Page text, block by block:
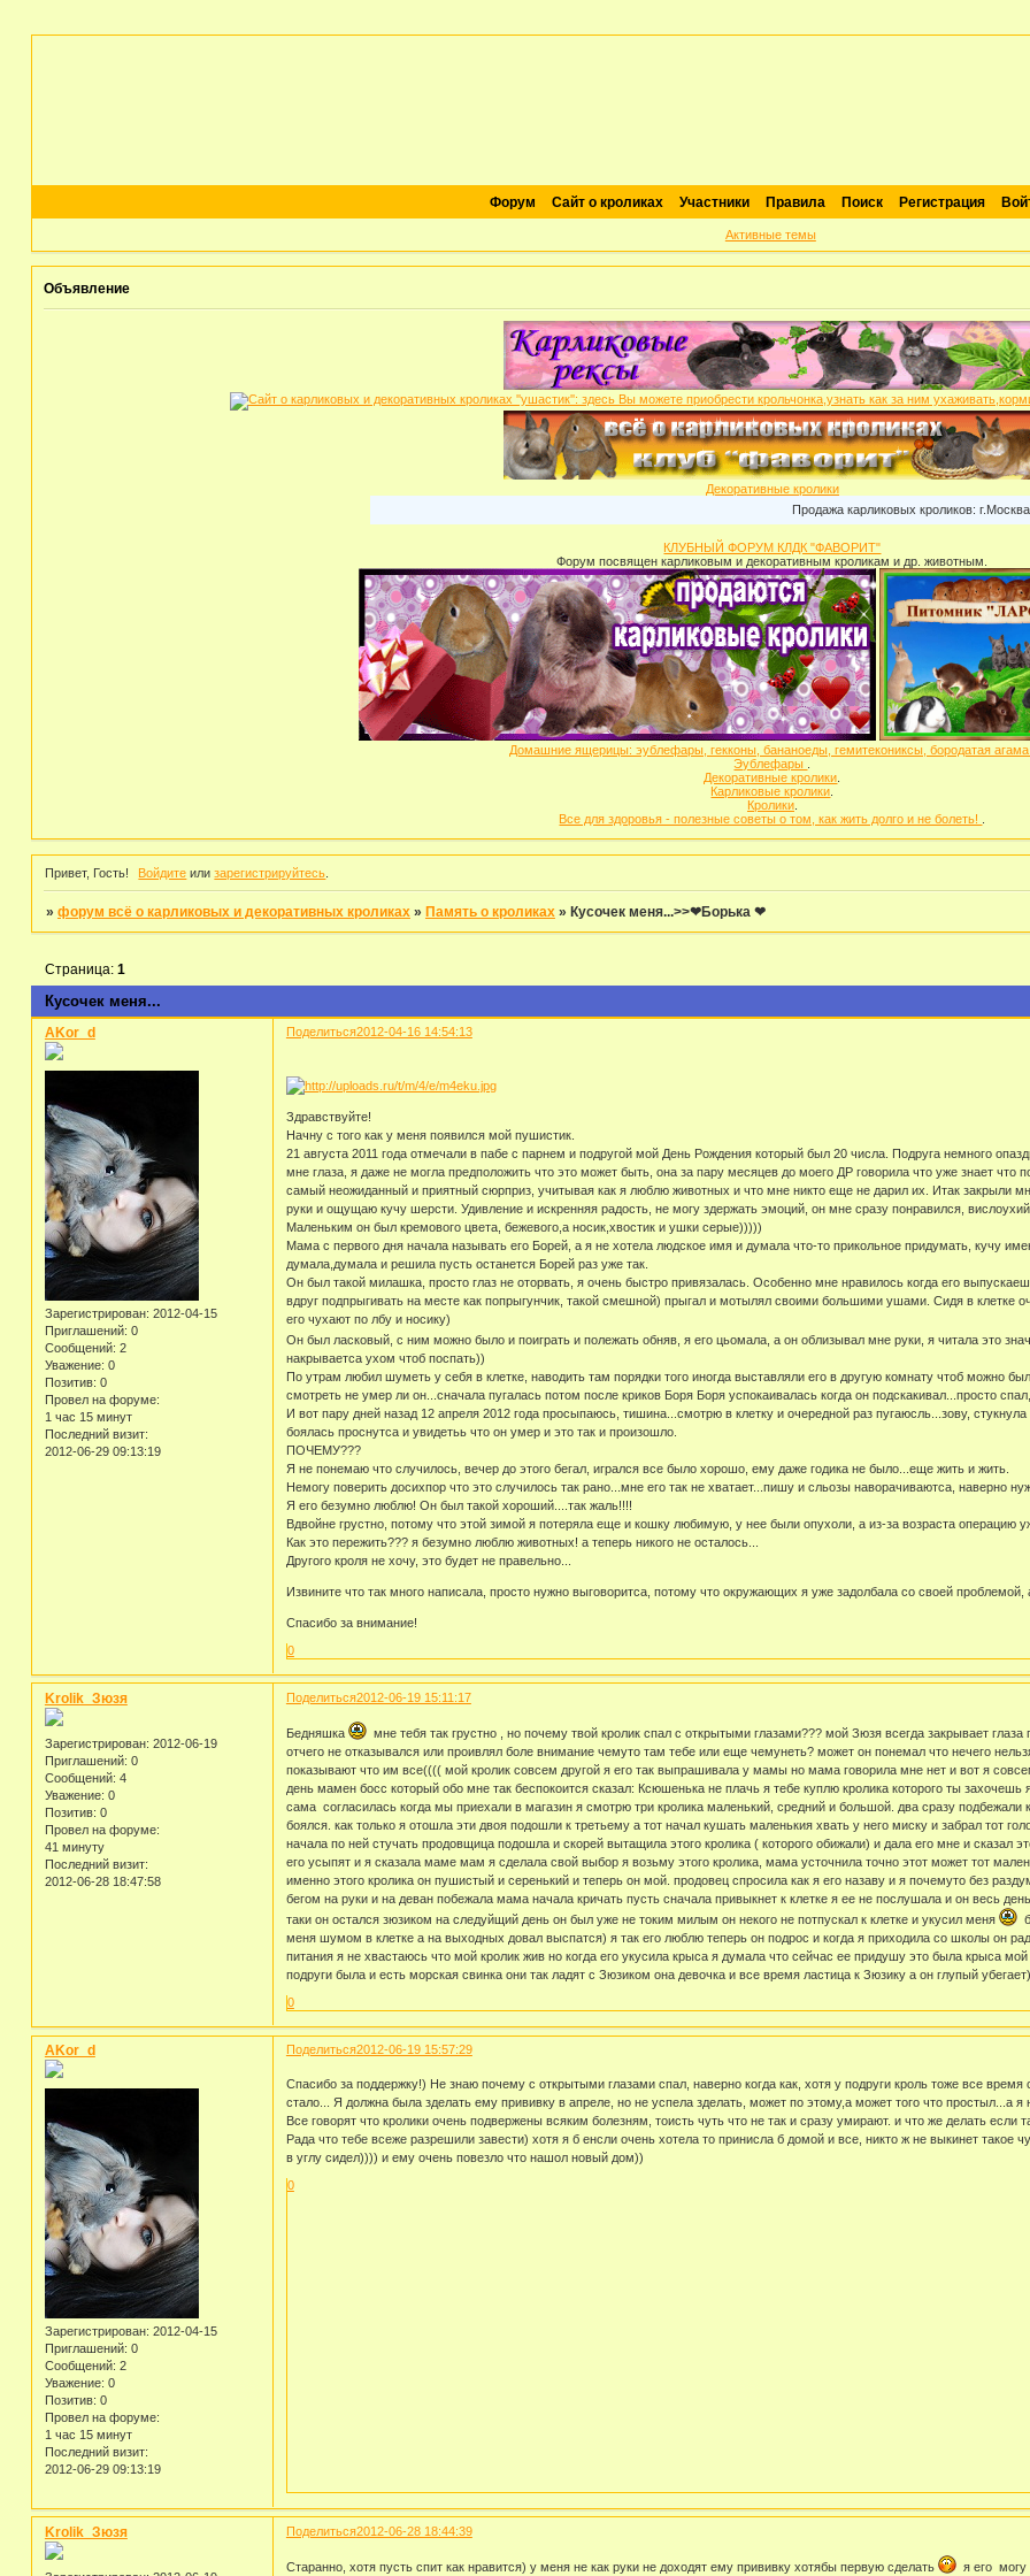
Форум Сайт о кроликах Участники Правила Поиск Регистрация
Активные темы
Объявление
Декоративные кролики
Продажа карликовых кроликов: г.Москва ,
КЛУБНЫЙ ФОРУМ КЛДК "ФАВОРИТ"
Форум посвящен карликовым и декоративным кроликам и др. животным.
Домашние ящерицы: эублефары, гекконы, бананоеды, гемитекониксы, бородатая
Эублефары
Декоративные кролики
Карликовые кролики
Кролики.
Все для здоровья - полезные советы о том, как жить долго и не болеть!
Привет, Гость! Войдите илизарегистрируйтесь
» форум всё о карликовых и декоративных кроликах » Память о кроликах » Кусочек меня...>>❤Борька ❤
Кусочек меня...
Страница: 1
Поделиться2012-04-16 14:54:13
AKor_d
Зарегистрирован: 2012-04-15
Приглашений: 0
Сообщений: 2
Уважение: 0
Позитив: 0
Провел на форуме:
1 час 15 минут
Последний визит:
2012-06-29 09:13:19
Здравствуйте!
Начну с того как у меня появился мой пушистик.
21 августа 2011 года отмечали в пабе с парнем и подругой мой День Рождения который был 20 числа. Подруга немного
мне глаза, я даже не могла предположить что это может быть, она за пару месяцев до моего ДР говорила что уже знает что
самый неожиданный и приятный сюрприз, учитывая как я люблю животных и что мне никто еще не дарил их. Итак закрыли
руки и ощущаю кучу шерсти. Удивление и искренняя радость, не могу здержать эмоций, он мне сразу понравился,
Маленьким он был кремового цвета, бежевого,а носик,хвостик и ушки серые)))))
Мама с первого дня начала называть его Борей, а я не хотела людское имя и думала что-то прикольное придумать, кучу
думала,думала и решила пусть останется Борей раз уже так.
Он был такой милашка, просто глаз не оторвать, я очень быстро привязалась. Особенно мне нравилось когда его
вдруг подпрыгивать на месте как попрыгунчик, такой смешной) прыгал и мотылял своими большими ушами. Сидя в клетке
его чухают по лбу и носику)
Он был ласковый, с ним можно было и поиграть и полежать обняв, я его цьомала, а он облизывал мне руки, я читала это
накрываетса ухом чтоб поспать))
По утрам любил шуметь у себя в клетке, наводить там порядки того иногда выставляли его в другую комнату чтоб можно
смотреть не умер ли он...сначала пугалась потом после криков Боря Боря успокаивалась когда он подскакивал...просто
И вот пару дней назад 12 апреля 2012 года просыпаюсь, тишина...смотрю в клетку и очередной раз пугаюсль...зову,
боялась проснутса и увидетьь что он умер и это так и произошло.
ПОЧЕМУ???
Я не понемаю что случилось, вечер до этого бегал, игрался все было хорошо, ему даже годика не было...еще жить и жить.
Немогу поверить досихпор что это случилось так рано...мне его так не хватает...пишу и сльозы наворачиваютса, наверно
Я его безумно люблю! Он был такой хороший....так жаль!!!!
Вдвойне грустно, потому что этой зимой я потеряла еще и кошку любимую, у нее были опухоли, а из-за возраста операцию
Как это пережить??? я безумно люблю животных! а теперь никого не осталось...
Другого кроля не хочу, это будет не правельно...
Извините что так много написала, просто нужно выговоритса, потому что окружающих я уже задолбала со своей
Спасибо за внимание!
0
Поделиться2012-06-19 15:11:17
Krolik_Зюзя
Зарегистрирован: 2012-06-19
Приглашений: 0
Сообщений: 4
Уважение: 0
Позитив: 0
Провел на форуме:
41 минуту
Последний визит:
2012-06-28 18:47:58
Бедняшка
мне тебя так грустно , но почему твой кролик спал с открытыми глазами??? мой Зюзя всегда закрывает
отчего не отказывался или проивлял боле внимание чемуто там тебе или еще чемунеть? может он понемал что нечего
показывают что им все(((( мой кролик совсем другой я его так выпрашивала у мамы но мама говорила мне нет и вот я
день мамен босс который обо мне так беспокоится сказал: Ксюшенька не плачь я тебе куплю кролика которого ты
сама согласилась когда мы приехали в магазин я смотрю три кролика маленький, средний и большой. два сразу
боялся. как только я отошла эти двоя подошли к третьему а тот начал кушать маленькия хвать у него миску и забрал тот
начала по ней стучать продовщица подошла и скорей вытащила этого кролика ( которого обижали) и дала его мне и сказал
его усыпят и я сказала маме мам я сделала свой выбор я возьму этого кролика, мама усточнила точно этот может тот
именно этого кролика он пушистый и серенький и теперь он мой. продовец спросила как я его назаву и я почемуто без
бегом на руки и на деван побежала мама начала кричать пусть сначала привыкнет к клетке я ее не послушала и он весь
таки он остался зюзиком на следуйщий день он был уже не токим милым он некого не потпускал к клетке и укусил меня
меня шумом в клетке а на выходных довал выспатся) я так его люблю теперь он подрос и когда я приходила со школы он
питания я не хвастаюсь что мой кролик жив но когда его укусила крыса я думала что сейчас ее придушу это была крыса
подруги была и есть морская свинка они так ладят с Зюзиком она девочка и все время ластица к Зюзику а он глупый убегает)
0
Поделиться2012-06-19 15:57:29
AKor_d
Зарегистрирован: 2012-04-15
Приглашений: 0
Сообщений: 2
Уважение: 0
Позитив: 0
Провел на форуме:
1 час 15 минут
Последний визит:
2012-06-29 09:13:19
Спасибо за поддержку!) Не знаю почему с открытыми глазами спал, наверно когда как, хотя у подруги кроль тоже все
стало... Я должна была зделать ему прививку в апреле, но не успела зделать, может по этому,а может того что простыл...а я
Все говорят что кролики очень подвержены всяким болезням, тоисть чуть что не так и сразу умирают. и что же делать если
Рада что тебе всеже разрешили завести) хотя я б енсли очень хотела то принисла б домой и все, никто ж не выкинет
в углу сидел)))) и ему очень повезло что нашол новый дом))
0
Поделиться2012-06-28 18:44:39
Krolik_Зюзя
Старанно, хотя пусть спит как нравится) у меня не как руки не доходят ему прививку хотябы первую сделать я его могу